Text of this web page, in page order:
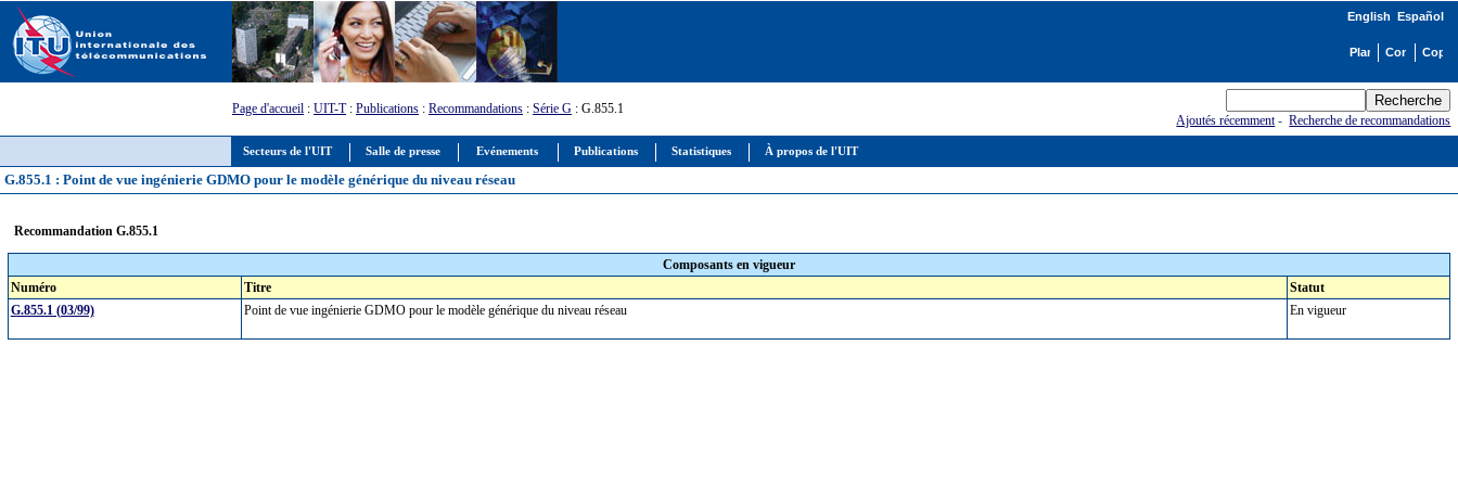
Secteurs de l'UIT Salle de presse Evénements Publications Statistiques À propos de l'UIT
English Español
Page d'accueil : UIT-T: Publications : Recommandations : Série G : G.855.1
Ajoutés récemment-Recherche de recommandations
G.855.1 : Point de vue ingénierie GDMO pour le modèle générique du niveau réseau
Recommandation G.855.1
Composants en vigueur
Numéro
Titre
Statut
G.855.1 (03/99)
Point de vue ingénierie GDMO pour le modèle générique du niveau réseau En vigueur